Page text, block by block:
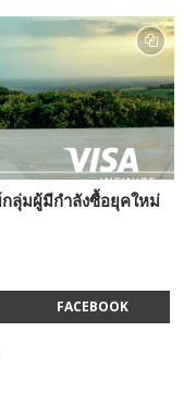
ลุ่มผู้มีกำลังซื้อยุคใหม่
FACEBOOK